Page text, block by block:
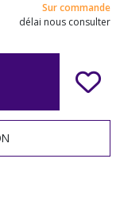
Sur commande
délai nous consulter